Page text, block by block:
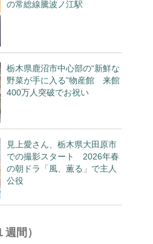
の常総線騰波ノ江駅
栃木県鹿沼市中心部の“新鮮な
野菜が手に入る”物産館 来館
400万人突破でお祝い
見上愛さん、栃木県大田原市
での撮影スタート 2026年春
の朝ドラ「風、薫る」で主人
公役
間）